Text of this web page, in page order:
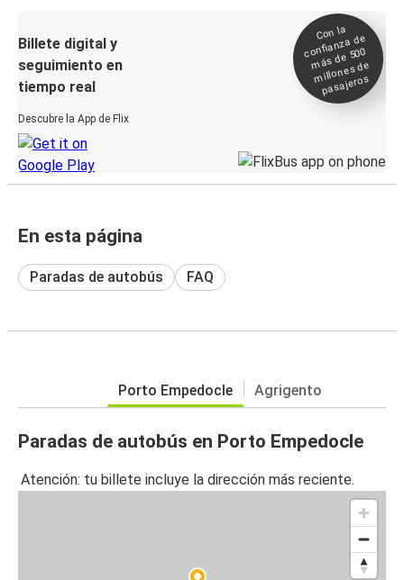
Billete digital y
seguimiento en
tiempo real
Descubre la App de Flix
Con la
confianza de
más de 500
millones de
pasajeros
En esta página
Paradas de autobús FAQ
Porto Empedocle Agrigento
Paradas de autobús en Porto Empedocle
Atención: tu billete incluye la dirección más reciente.